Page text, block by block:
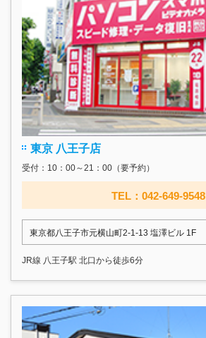
東京 八王子店
受付：10：00～21：00（要予約）
TEL：042-649-9548
東京都八王子市元横山町2-1-13 塩澤ビル 1F
JR線 八王子駅 北口から徒歩6分